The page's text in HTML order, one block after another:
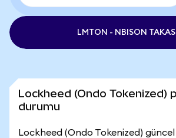
LMTON - NBISON TAKAS
Lockheed (Ondo Tokenized)
durumu
Lockheed (Ondo Tokenized)